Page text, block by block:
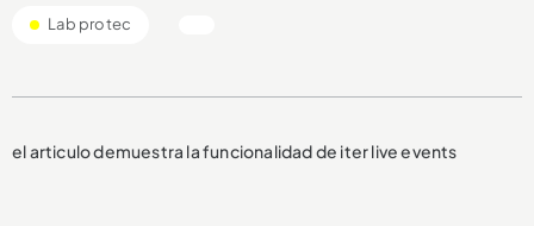
Lab protec
el articulo demuestra la funcionalidad de iter live events